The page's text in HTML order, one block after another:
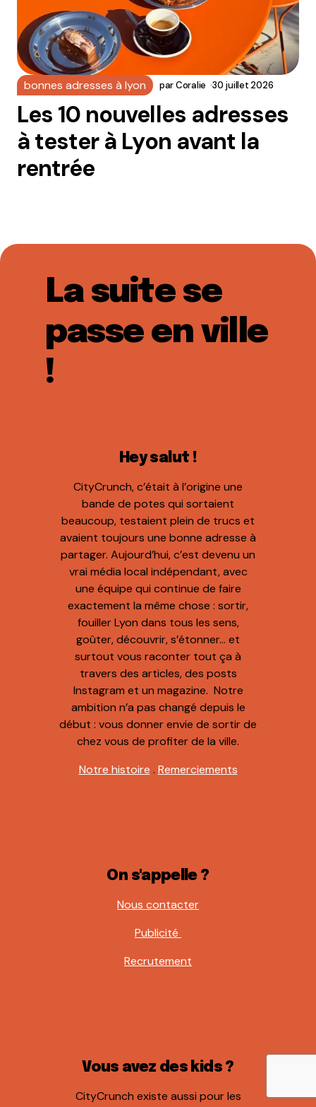
bonnes adresses à lyon parCoralie 30 juillet 2026
Les 10 nouvelles adresses
à tester à Lyon avant la
rentrée
La suite se
passe en ville
!
Hey salut !
CityCrunch, c’était à l’origine une
bande de potes qui sortaient
beaucoup, testaient plein de trucs et
avaient toujours une bonne adresse à
partager. Aujourd’hui, c’est devenu un
vrai média local indépendant, avec
une équipe qui continue de faire
exactement la même chose : sortir,
fouiller Lyon dans tous les sens,
goûter, découvrir, s’étonner… et
surtout vous raconter tout ça à
travers des articles, des posts
Instagram et un magazine. Notre
ambition n’a pas changé depuis le
début : vous donner envie de sortir de
chez vous de profiter de la ville.
Notre histoire . Remerciements
On s'appelle ?
Nous contacter
Publicité
Recrutement
Vous avez des kids ?
CityCrunch existe aussi pour les